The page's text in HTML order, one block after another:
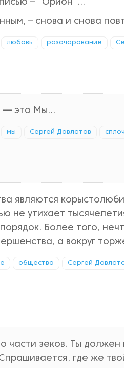
– “Орион”…
– снова и снова
любовь разочарование
— это Мы...
мы Сергей Довлатов
являются
не утихает
Более того,
а вокруг
общество Сергей
части зеков. Ты должен
где же